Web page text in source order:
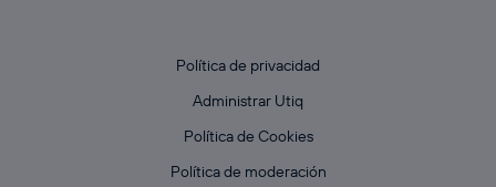
Política de privacidad
Administrar Utiq
Política de Cookies
Política de moderación